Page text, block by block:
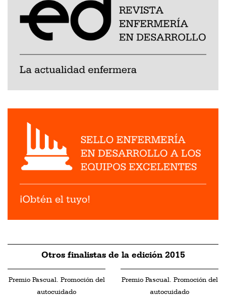
Otros finalistas de la edición 2015
Premio Pascual. Promoción del
autocuidado
Premio Pascual. Promoción del
autocuidado